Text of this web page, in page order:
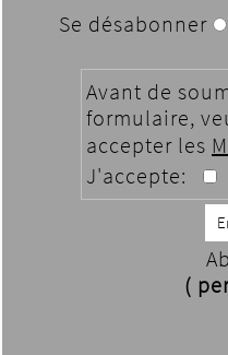
Se désabonner
Avant de
formulaire,
accepter les
J'accepte:
(